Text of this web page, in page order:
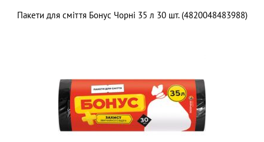
Пакети для сміття Бонус Чорні 35 л 30 шт. (4820048483988)